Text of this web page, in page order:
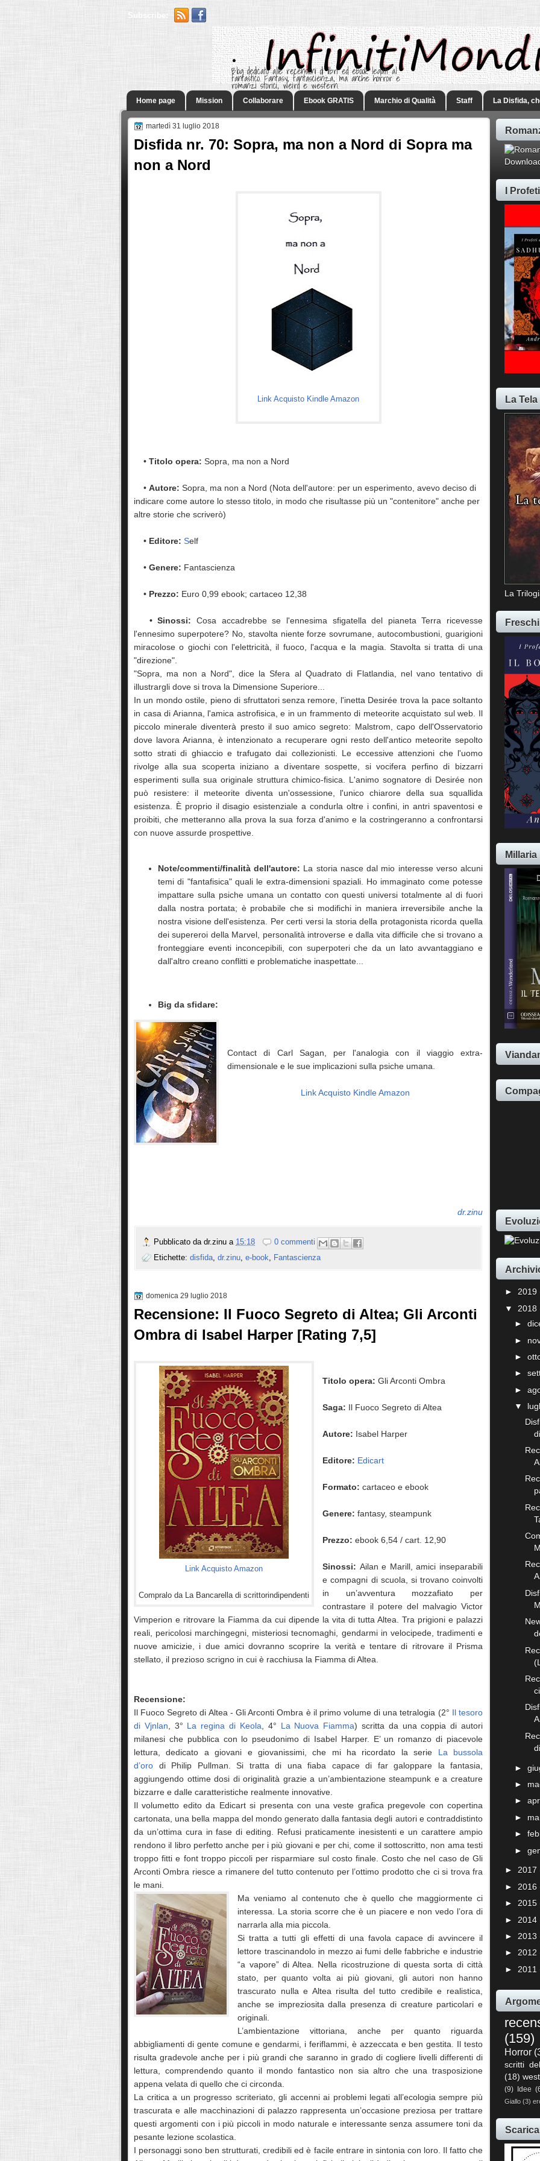
Subscribe:
.
Blog dedicato alle recensioni di libri ed ebook legati al
fantastico. Fantasy, fantascienza, ma anche horror e
romanzi storici, weird e western.
Home page Mission Collaborare Ebook GRATIS Marchio di Qualità Staff La Disfida,
martedì 31 luglio 2018
Disfida nr. 70: Sopra, ma non a Nord di Sopra ma
non a Nord
Link Acquisto Kindle Amazon
• Titolo opera: Sopra, ma non a Nord
• Autore: Sopra, ma non a Nord (Nota dell'autore: per un esperimento, avevo deciso di
indicare come autore lo stesso titolo, in modo che risultasse più un "contenitore" anche per
altre storie che scriverò)
• Editore: Self
• Genere: Fantascienza
• Prezzo: Euro 0,99 ebook; cartaceo 12,38
• Sinossi:
Cosa accadrebbe se l'ennesima sfigatella del pianeta Terra ricevesse
l'ennesimo superpotere? No, stavolta niente forze sovrumane, autocombustioni, guarigioni
miracolose o giochi con l'elettricità, il fuoco, l'acqua e la magia. Stavolta si tratta di una
"direzione".
"Sopra, ma non a Nord", dice la Sfera al Quadrato di Flatlandia, nel vano tentativo di
illustrargli dove si trova la Dimensione Superiore...
In un mondo ostile, pieno di sfruttatori senza remore, l'inetta Desirée trova la pace soltanto
in casa di Arianna, l'amica astrofisica, e in un frammento di meteorite acquistato sul web. Il
piccolo minerale diventerà presto il suo amico segreto: Malstrom, capo dell'Osservatorio
dove lavora Arianna, è intenzionato a recuperare ogni resto dell'antico meteorite sepolto
sotto strati di ghiaccio e trafugato dai collezionisti. Le eccessive attenzioni che l'uomo
rivolge alla sua scoperta iniziano a diventare sospette, si vocifera perfino di bizzarri
esperimenti sulla sua originale struttura chimico-fisica. L'animo sognatore di Desirée non
può resistere: il meteorite diventa un'ossessione, l'unico chiarore della sua squallida
esistenza. È proprio il disagio esistenziale a condurla oltre i confini, in antri spaventosi e
proibiti, che metteranno alla prova la sua forza d'animo e la costringeranno a confrontarsi
con nuove assurde prospettive.
Note/commenti/finalità dell'autore: La storia nasce dal mio interesse verso alcuni
temi di "fantafisica" quali le extra-dimensioni spaziali. Ho immaginato come potesse
impattare sulla psiche umana un contatto con questi universi totalmente al di fuori
dalla nostra portata; è probabile che si modifichi in maniera irreversibile anche la
nostra visione dell'esistenza. Per certi versi la storia della protagonista ricorda quella
dei supereroi della Marvel, personalità introverse e dalla vita difficile che si trovano a
fronteggiare eventi inconcepibili, con superpoteri che da un lato avvantaggiano e
dall'altro creano conflitti e problematiche inaspettate...
Big da sfidare:
Contact di Carl Sagan, per l'analogia con il viaggio extra-
dimensionale e le sue implicazioni sulla psiche umana.
Link Acquisto Kindle Amazon
dr.zinu
Pubblicato da dr.zinu a 15:18
0 commenti
Etichette: disfida dr.zinu e-book Fantascienza
domenica 29 luglio 2018
Recensione: Il Fuoco Segreto di Altea; Gli Arconti
Ombra di Isabel Harper [Rating 7,5]
Link Acquisto Amazon
Compralo da La Bancarella di scrittorindipendenti
Titolo opera: Gli Arconti Ombra
Saga: Il Fuoco Segreto di Altea
Autore: Isabel Harper
Editore: Edicart
Formato:cartaceo e ebook
Genere: fantasy, steampunk
Prezzo:ebook 6,54 / cart. 12,90
Sinossi: Ailan e Marill, amici inseparabili
e compagni di scuola, si trovano coinvolti
in un’avventura mozzafiato per
contrastare il potere del malvagio Victor
Vimperion e ritrovare la Fiamma da cui dipende la vita di tutta Altea. Tra prigioni e palazzi
reali, pericolosi marchingegni, misteriosi tecnomaghi, gendarmi in velocipede, tradimenti e
nuove amicizie, i due amici dovranno scoprire la verità e tentare di ritrovare il Prisma
stellato, il prezioso scrigno in cui è racchiusa la Fiamma di Altea.
Recensione:
Il Fuoco Segreto di Altea - Gli Arconti Ombra è il primo volume di una tetralogia (2° Il tesoro
di Vjnlan, 3° La regina di Keola, 4° La Nuova Fiamma) scritta da una coppia di autori
milanesi che pubblica con lo pseudonimo di Isabel Harper. E’ un romanzo di piacevole
lettura, dedicato a giovani e giovanissimi, che mi ha ricordato la serie La bussola
d’oro di Philip Pullman. Si tratta di una fiaba capace di far galoppare la fantasia,
aggiungendo ottime dosi di originalità grazie a un’ambientazione steampunk e a creature
bizzarre e dalle caratteristiche realmente innovative.
Il volumetto edito da Edicart si presenta con una veste grafica pregevole con copertina
cartonata, una bella mappa del mondo generato dalla fantasia degli autori e contraddistinto
da un’ottima cura in fase di editing. Refusi praticamente inesistenti e un carattere ampio
rendono il libro perfetto anche per i più giovani e per chi, come il sottoscritto, non ama testi
troppo fitti e font troppo piccoli per risparmiare sul costo finale. Costo che nel caso de Gli
Arconti Ombra riesce a rimanere del tutto contenuto per l’ottimo prodotto che ci si trova fra
le mani.
Ma veniamo al contenuto che è quello che maggiormente ci
interessa. La storia scorre che è un piacere e non vedo l’ora di
narrarla alla mia piccola.
Si tratta a tutti gli effetti di una favola capace di avvincere il
lettore trascinandolo in mezzo ai fumi delle fabbriche e industrie
“a vapore” di Altea. Nella ricostruzione di questa sorta di città
stato, per quanto volta ai più giovani, gli autori non hanno
trascurato nulla e Altea risulta del tutto credibile e realistica,
anche se impreziosita dalla presenza di creature particolari e
originali.
L’ambientazione vittoriana, anche per quanto riguarda
abbigliamenti di gente comune e gendarmi, i feriflammi, è azzeccata e ben gestita. Il testo
risulta gradevole anche per i più grandi che saranno in grado di cogliere livelli differenti di
lettura, comprendendo quanto il mondo fantastico non sia altro che una trasposizione
appena velata di quello che ci circonda.
La critica a un progresso scriteriato, gli accenni ai problemi legati all’ecologia sempre più
trascurata e alle macchinazioni di palazzo rappresenta un’occasione preziosa per trattare
questi argomenti con i più piccoli in modo naturale e interessante senza assumere toni da
pesante lezione scolastica.
I personaggi sono ben strutturati, credibili ed è facile entrare in sintonia con loro. Il fatto che
I
La
La
Millaria
► 2019
▼ 2018
►
►
►
►
►
▼
►
►
►
►
►
►
► 2017
► 2016
► 2015
► 2014
► 2013
► 2012
► 2011
(159)
Horror
scritti
(18)
(9) Idee
Giallo (3)